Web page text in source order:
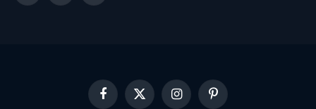
Facebook
X
InstagramPinterest